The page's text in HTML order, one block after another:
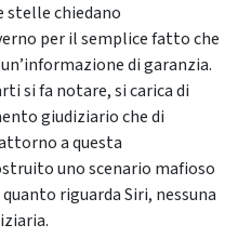
stelle chiedano
per il semplice fatto che
di garanzia.
si fa notare, si carica di
giudiziario che di
a questa
uno scenario mafioso
riguarda Siri, nessuna